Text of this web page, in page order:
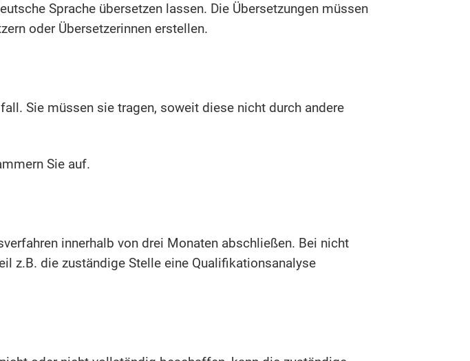
Sprache übersetzen lassen. Die Übersetzungen müssen
oder Übersetzerinnen erstellen.
Sie müssen sie tragen, soweit diese nicht durch andere
Sie auf.
innerhalb von drei Monaten abschließen. Bei nicht
z.B. die zuständige Stelle eine Qualifikationsanalyse